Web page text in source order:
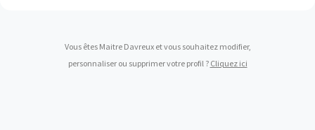
Vous êtes Maitre Davreux et vous souhaitez modifier,
personnaliser ou supprimer votre profil ? Cliquez ici